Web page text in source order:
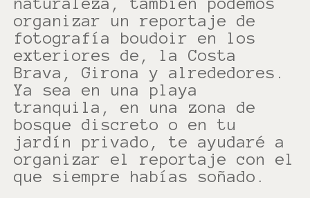
naturaleza, también podemos
organizar un reportaje de
fotografía boudoir en los
exteriores de, la Costa
Brava, Girona y alrededores.
Ya sea en una playa
tranquila, en una zona de
bosque discreto o en tu
jardín privado, te ayudaré a
organizar el reportaje con el
que siempre habías soñado.